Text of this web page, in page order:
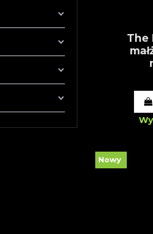
The
Nowy